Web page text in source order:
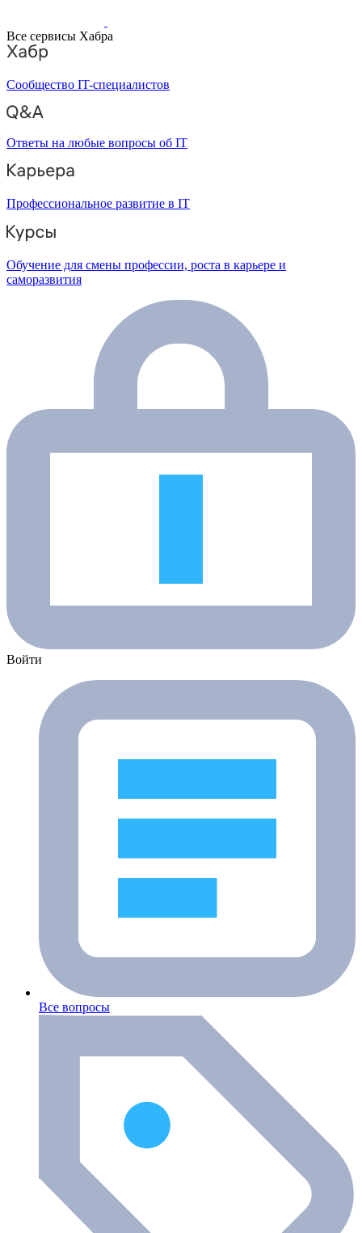
Все сервисы Хабра
Сообщество IT-специалистов
Ответы на любые вопросы об IT
Профессиональное развитие в IT
Обучение для смены профессии, роста в карьере и
саморазвития
Войти
Все вопросы